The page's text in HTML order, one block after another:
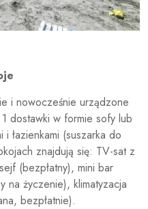
i nowocześnie urządzone
dostawki w formie sofy lub
łazienkami (suszarka do
znajdują się: TV-sat z
(bezpłatny), mini bar
na życzenie), klimatyzacja
bezpłatnie).